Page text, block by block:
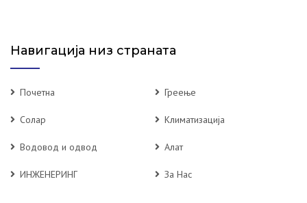
Навигација низ страната
Почетна Греење
Солар Климатизација
Водовод и одвод Алат
ИНЖЕНЕРИНГ За Нас